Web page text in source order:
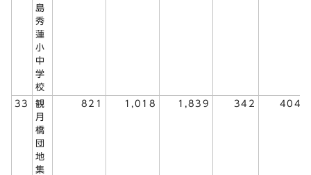
島
秀
蓮
小
中
学
校
33
観
月
橋
団
地
集
821 1,018 1,839 342 404